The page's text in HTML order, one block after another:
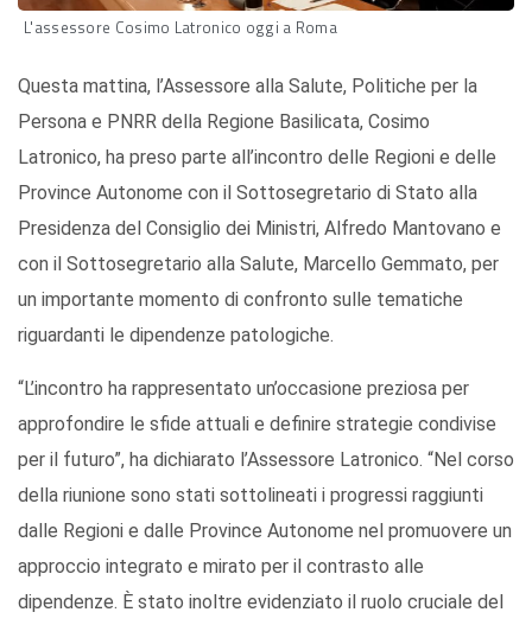
L'assessore Cosimo Latronico oggi a Roma
Questa mattina, l’Assessore alla Salute, Politiche per la
Persona e PNRR della Regione Basilicata, Cosimo
Latronico, ha preso parte all’incontro delle Regioni e delle
Province Autonome con il Sottosegretario di Stato alla
Presidenza del Consiglio dei Ministri, Alfredo Mantovano e
con il Sottosegretario alla Salute, Marcello Gemmato, per
un importante momento di confronto sulle tematiche
riguardanti le dipendenze patologiche.
“L’incontro ha rappresentato un’occasione preziosa per
approfondire le sfide attuali e definire strategie condivise
per il futuro”, ha dichiarato l’Assessore Latronico. “Nel corso
della riunione sono stati sottolineati i progressi raggiunti
dalle Regioni e dalle Province Autonome nel promuovere un
approccio integrato e mirato per il contrasto alle
dipendenze. È stato inoltre evidenziato il ruolo cruciale del